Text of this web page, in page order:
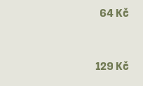
64 Kč
129 Kč